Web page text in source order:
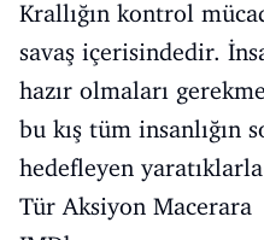
Krallığın kontrol
savaş içerisindedir.
hazır olmaları
bu kış tüm insanlığın
hedefleyen
Tür Aksiyon Macerara